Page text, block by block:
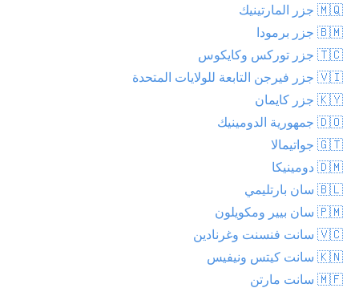
🇲🇶 جزر المارتينيك
🇧🇲 جزر برمودا
🇹🇨 جزر توركس وكايكوس
🇻🇮 جزر فيرجن التابعة للولايات المتحدة
🇰🇾 جزر كايمان
🇩🇴 جمهورية الدومينيك
🇬🇹 جواتيمالا
🇩🇲 دومينيكا
🇧🇱 سان بارتليمي
🇵🇲 سان بيير ومكويلون
🇻🇨 سانت فنسنت وغرنادين
🇰🇳 سانت كيتس ونيفيس
🇲🇫 سانت مارتن